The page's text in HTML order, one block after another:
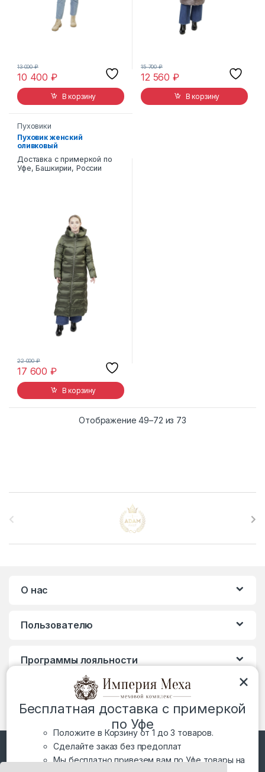
10 400₽
13 000₽
В корзину
12 560₽
15 700₽
В корзину
Пуховики
Пуховик женский
оливковый
Доставка с примеркой по
Уфе, Башкирии, России
17 600₽
22 000₽
В корзину
Отображение 49–72 из 73Сортировка:
a
s
О нас
Пользователю
Программы лояльности
×
Бесплатная доставка с примеркой
по Уфе
Положите в Корзину от 1 до 3 товаров.
Сделайте заказ без предоплат
Мы бесплатно привезем вам по Уфе товары на